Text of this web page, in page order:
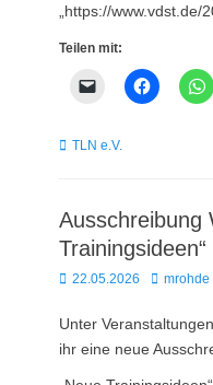
„https://
Teilen mit:
Kategorien
TLN e.V.
Ausschreibung
Posted
22.05.2026 Autor
mrohde
Unter
ihr eine neue